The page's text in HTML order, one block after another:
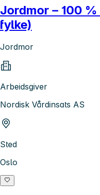
Jordmor – 100
fylke)
Jordmor
Arbeidsgiver
Nordisk Vårdinsats AS
Sted
Oslo